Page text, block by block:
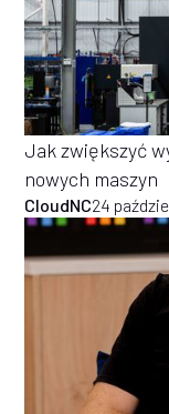
Jak zwiększyć
nowych maszyn
CloudNC24